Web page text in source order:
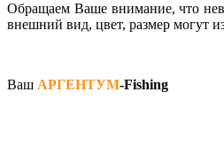
Обращаем Ваше внимание, что
внешний вид, цвет, размер могут
Ваш АРГЕНТУМ-Fishing